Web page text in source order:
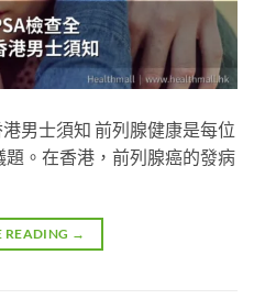
男士須知 前列腺健康是每位
。在香港，前列腺癌的發病
READING →